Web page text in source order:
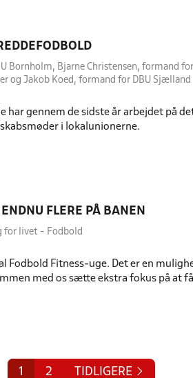
Bornholm, Bjarne Christensen, formand
og Jakob Koed, formand for DBU Sjælland
har gennem de sidste år arbejdet på
i lokalunionerne.
FLERE PÅ BANEN
for livet - Fodbold
Fodbold Fitness-uge. Det er en
med os sætte ekstra fokus på
1 2 TIDLIGERE